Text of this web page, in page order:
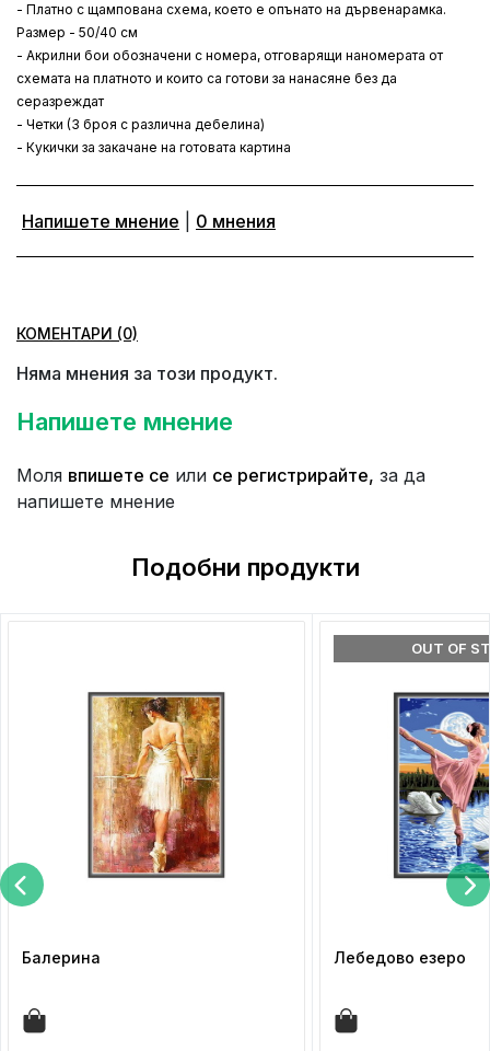
- Платно с щампована схема, което е опънато на дървенарамка.
Размер - 50/40 см
- Акрилни бои обозначени с номера, отговарящи наномерата от
схемата на платното и които са готови за нанасяне без да
серазреждат
- Четки (3 броя с различна дебелина)
- Кукички за закачане на готовата картина
Напишете мнение 0 мнения
КОМЕНТАРИ (0)
Няма мнения за този продукт.
Напишете мнение
Моля впишете се или се регистрирайте, за да
напишете мнение
Подобни продукти
Балерина
OUT OF
Лебедово езеро